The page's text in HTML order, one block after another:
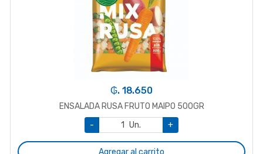
₲. 18.650
ENSALADA RUSA FRUTO MAIPO 500GR
-
Un. +
Agregar al carrito